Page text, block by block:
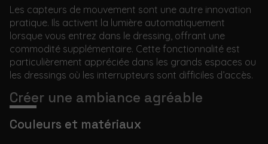
Les capteurs de mouvement sont une autre innovation
pratique. Ils activent la lumière automatiquement
lorsque vous entrez dans le dressing, offrant une
commodité supplémentaire. Cette fonctionnalité est
particulièrement appréciée dans les grands espaces ou
les dressings où les interrupteurs sont difficiles d’accès.
Créer une ambiance agréable
Couleurs et matériaux